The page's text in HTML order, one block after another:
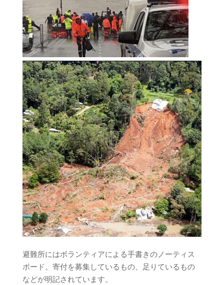
避難所にはボランティアによる手書きのノーティス
ボード。寄付を募集しているもの、足りているもの
などが明記されています。